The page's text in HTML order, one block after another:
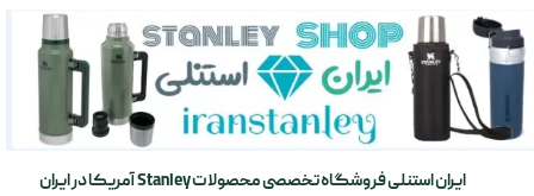
ایران استنلی فروشگاه تخصصی محصولات Stanley آمریکا در ایران
حساب کاربری من
تغییر گذر واژه